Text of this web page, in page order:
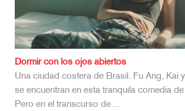
Dormir con los ojos abiertos
Una ciudad costera de Brasil. Fu Ang, Kai
se encuentran en esta tranquila comedia
Pero en el transcurso de…